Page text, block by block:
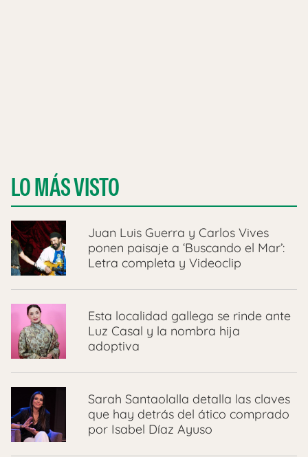
LO MÁS VISTO
Juan Luis Guerra y Carlos Vives
ponen paisaje a ‘Buscando el Mar’:
Letra completa y Videoclip
Esta localidad gallega se rinde ante
Luz Casal y la nombra hija
adoptiva
Sarah Santaolalla detalla las claves
que hay detrás del ático comprado
por Isabel Díaz Ayuso